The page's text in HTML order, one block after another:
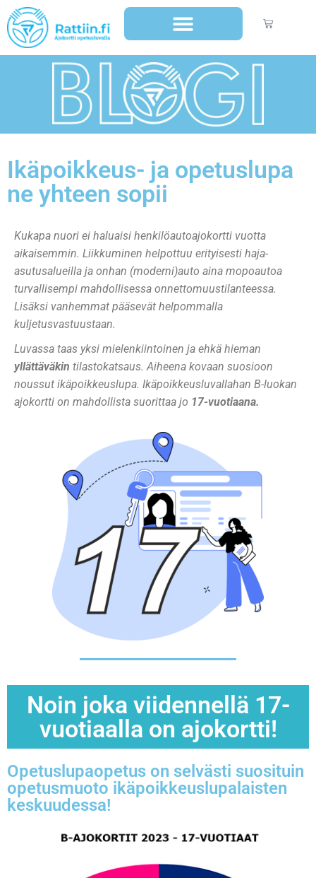
Ikäpoikkeus- ja opetuslupa
ne yhteen sopii
Kukapa nuori ei haluaisi henkilöautoajokortti vuotta
aikaisemmin. Liikkuminen helpottuu erityisesti haja-
asutusalueilla ja onhan (moderni)auto aina mopoautoa
turvallisempi mahdollisessa onnettomuustilanteessa.
Lisäksi vanhemmat pääsevät helpommalla
kuljetusvastuustaan.
Luvassa taas yksi mielenkiintoinen ja ehkä hieman
yllättäväkin tilastokatsaus. Aiheena kovaan suosioon
noussut ikäpoikkeuslupa. Ikäpoikkeusluvallahan B-luokan
ajokortti on mahdollista suorittaa jo 17-vuotiaana.
Noin joka viidennellä 17-
vuotiaalla on ajokortti!
Opetuslupaopetus on selvästi suosituin
opetusmuoto ikäpoikkeuslupalaisten
keskuudessa!